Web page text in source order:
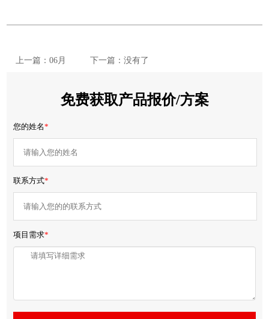
上一篇：06月 下一篇：没有了
免费获取产品报价/方案
您的姓名*
联系方式*
项目需求*